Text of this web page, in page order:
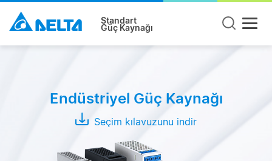
Standart
Güç Kaynağı
Endüstriyel Güç Kaynağı
Seçim kılavuzunu indir